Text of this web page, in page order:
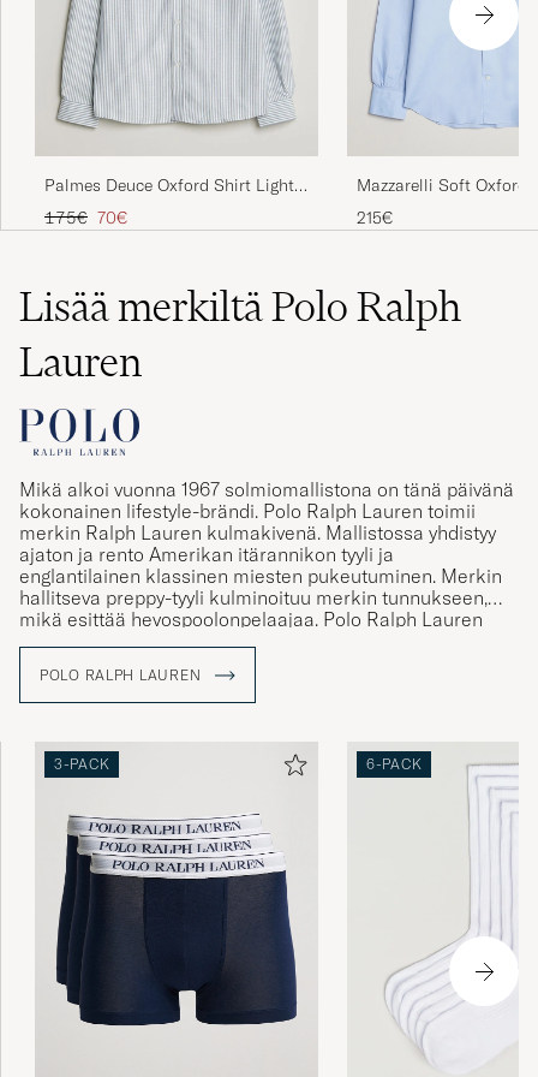
Palmes Deuce Oxford Shirt Light
Blue Stripe
Tavallinen hinta
175€ Alennettu hinta
70€
Mazzarelli Soft Oxford
Down Shirt Light Blue
215€
Lisää merkiltä Polo Ralph
Lauren
Mikä alkoi vuonna 1967 solmiomallistona on tänä päivänä
kokonainen lifestyle-brändi. Polo Ralph Lauren toimii
merkin Ralph Lauren kulmakivenä. Mallistossa yhdistyy
ajaton ja rento Amerikan itärannikon tyyli ja
englantilainen klassinen miesten pukeutuminen. Merkin
hallitseva preppy-tyyli kulminoituu merkin tunnukseen,
mikä esittää hevospoolonpelaajaa. Polo Ralph Lauren
kunnioittaville vaatteille. Mallistosta löytyy muun muassa
klassisia poolopaitoja ja palmikkoneuleita rennolle, mutta
POLO RALPH LAUREN
3-PACK 6-PACK